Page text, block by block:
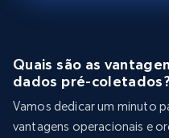
Quais são as
dados pré-
Vamos dedicar um minuto
vantagens operacionais e